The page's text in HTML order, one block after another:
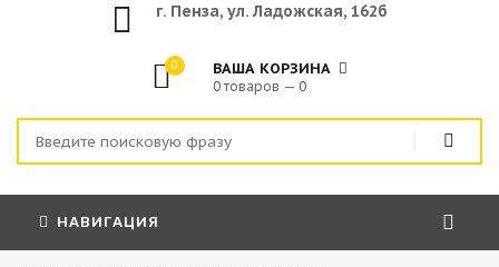
г. Пенза, ул. Ладожская, 162б
0 ВАША КОРЗИНА
0 товаров — 0
НАВИГАЦИЯ